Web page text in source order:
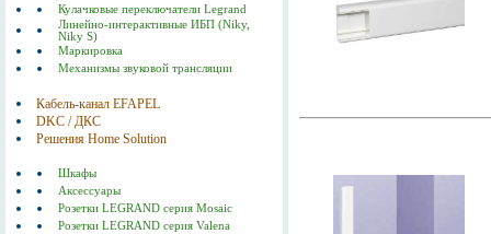
Кулачковые переключатели Legrand
Линейно-интерактивные ИБП (Niky,
Niky S)
Маркировка
Механизмы звуковой трансляции
Кабель-канал EFAPEL
DKC / ДКС
Решения Home Solution
Шкафы
Аксессуары
Розетки LEGRAND серия Mosaic
Розетки LEGRAND серия Valena